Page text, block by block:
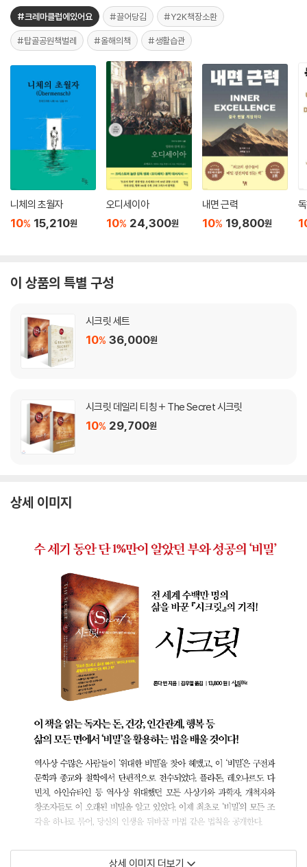
#크레마클럽에있어요 #끌어당김 #Y2K책장소환
#탑골공원책벌레 #올해의책 #생활습관
니체의 초월자
10% 15,210원
오디세이아
10% 24,300원
내면 근력
10% 19,800원
이 상품의 특별 구성
시크릿 세트
10% 36,000원
시크릿 데일리 티칭 + The Secret 시크릿
10% 29,700원
상세 이미지
상세 이미지 더보기